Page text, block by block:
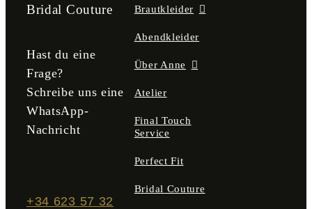
werden
Bridal Couture
Hast du eine
Frage?
Schreibe uns eine
WhatsApp-
Nachricht
+34 623 57 32
Brautkleider
Abendkleider
Über Anne
Atelier
Final Touch
Service
Perfect Fit
Bridal Couture